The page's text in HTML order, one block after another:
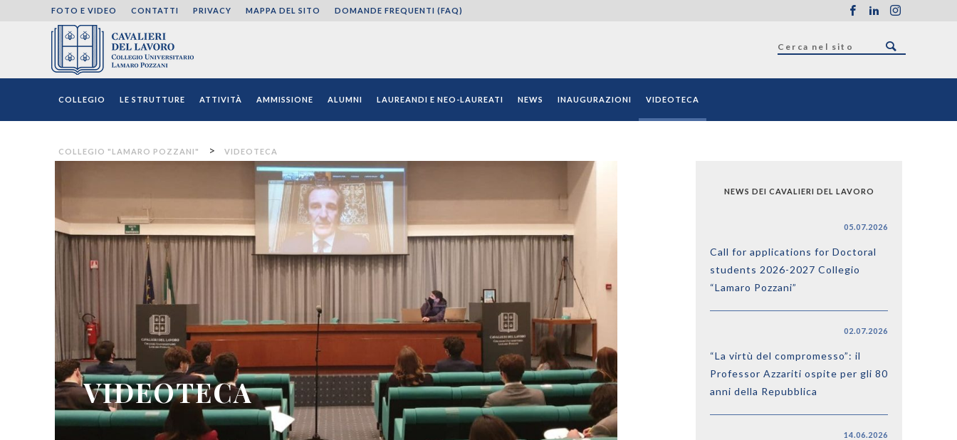
FOTO E VIDEO CONTATTI PRIVACY MAPPA DEL SITO DOMANDE FREQUENTI (FAQ)
COLLEGIO LE STRUTTURE ATTIVITÀ AMMISSIONE ALUMNI LAUREANDI E NEO-LAUREATI NEWS INAUGURAZIONI VIDEOTECA
COLLEGIO "LAMARO POZZANI" > VIDEOTECA
VIDEOTECA
NEWS DEI CAVALIERI DEL LAVORO
05.07.2026
Call for applications for Doctoral
students 2026-2027 Collegio
“Lamaro Pozzani”
02.07.2026
“La virtù del compromesso”: il
Professor Azzariti ospite per gli 80
anni della Repubblica
14.06.2026